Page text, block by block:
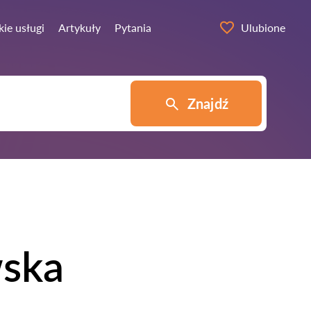
usługi Artykuły Pytania Ulubione
Znajdź